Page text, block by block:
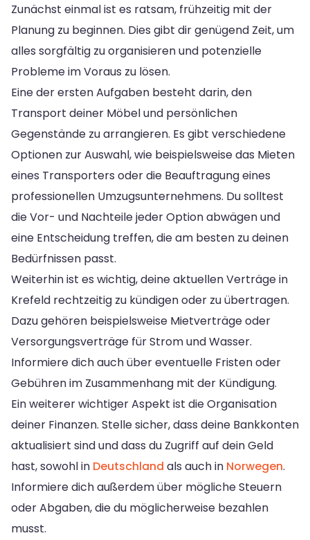
Zunächst einmal ist es ratsam, frühzeitig mit der
Planung zu beginnen. Dies gibt dir genügend Zeit, um
alles sorgfältig zu organisieren und potenzielle
Probleme im Voraus zu lösen.
Eine der ersten Aufgaben besteht darin, den
Transport deiner Möbel und persönlichen
Gegenstände zu arrangieren. Es gibt verschiedene
Optionen zur Auswahl, wie beispielsweise das Mieten
eines Transporters oder die Beauftragung eines
professionellen Umzugsunternehmens. Du solltest
die Vor- und Nachteile jeder Option abwägen und
eine Entscheidung treffen, die am besten zu deinen
Bedürfnissen passt.
Weiterhin ist es wichtig, deine aktuellen Verträge in
Krefeld rechtzeitig zu kündigen oder zu übertragen.
Dazu gehören beispielsweise Mietverträge oder
Versorgungsverträge für Strom und Wasser.
Informiere dich auch über eventuelle Fristen oder
Gebühren im Zusammenhang mit der Kündigung.
Ein weiterer wichtiger Aspekt ist die Organisation
deiner Finanzen. Stelle sicher, dass deine Bankkonten
aktualisiert sind und dass du Zugriff auf dein Geld
hast, sowohl in Deutschland als auch in Norwegen.
Informiere dich außerdem über mögliche Steuern
oder Abgaben, die du möglicherweise bezahlen
musst.